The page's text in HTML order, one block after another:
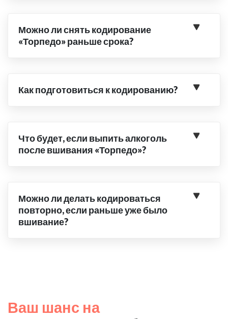
Можно ли снять кодирование
«Торпедо» раньше срока?
Как подготовиться к кодированию?
Что будет, если выпить алкоголь
после вшивания «Торпедо»?
Можно ли делать кодироваться
повторно, если раньше уже было
вшивание?
Ваш шанс на